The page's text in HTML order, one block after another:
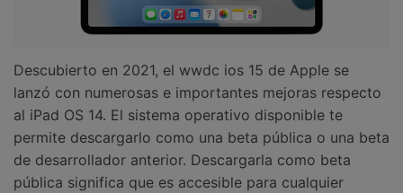
Descubierto en 2021, el wwdc ios 15 de Apple se
lanzó con numerosas e importantes mejoras respecto
al iPad OS 14. El sistema operativo disponible te
permite descargarlo como una beta pública o una beta
de desarrollador anterior. Descargarla como beta
pública significa que es accesible para cualquier